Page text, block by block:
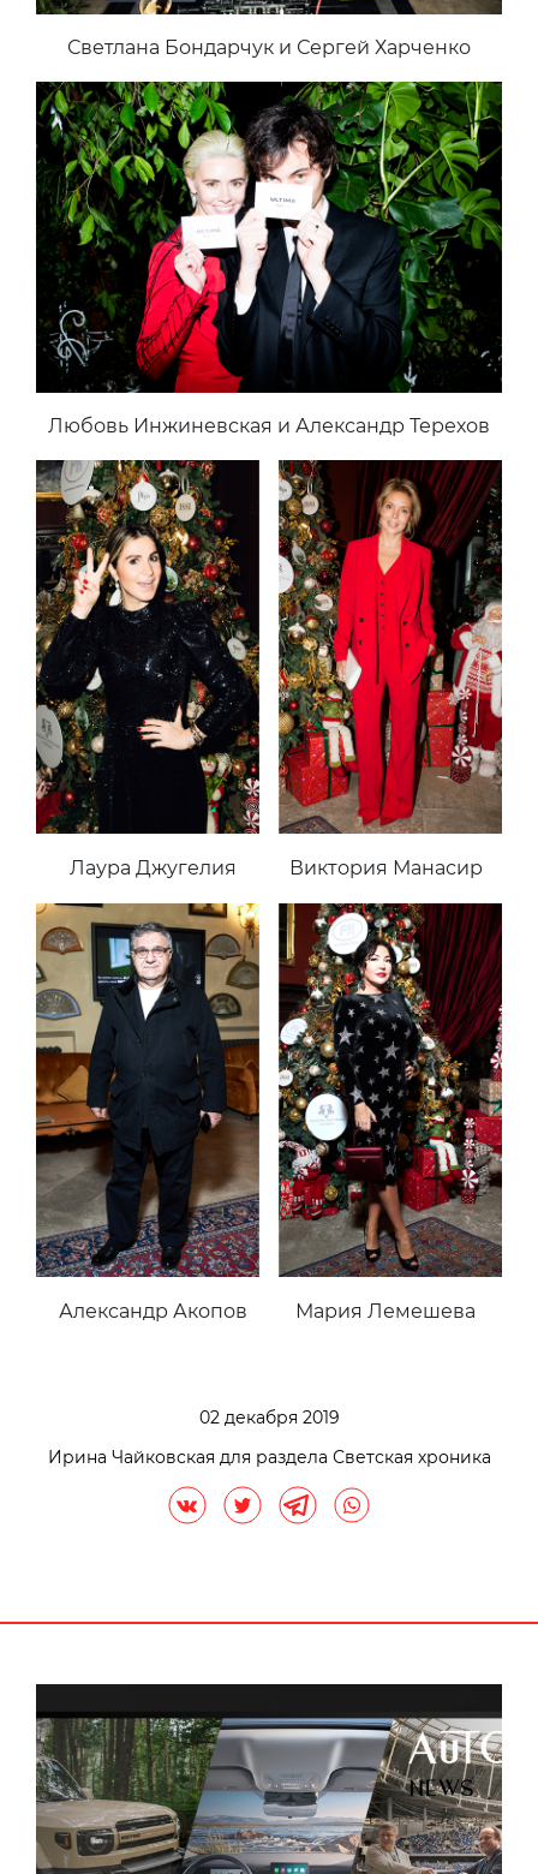
Светлана Бондарчук и Сергей Харченко
Любовь Инжиневская и Александр Терехов
Лаура Джугелия Виктория Манасир
Александр Акопов Мария Лемешева
02 декабря 2019
Ирина Чайковская для раздела Светская хроника